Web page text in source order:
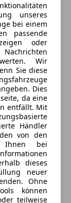
unseres
bei einem
passende
oder
Wir
Sie diese
Dies
da eine
entfällt. Mit
Händler
von den
Ihnen bei
dieses
neuer
Ohne
können
teilweise